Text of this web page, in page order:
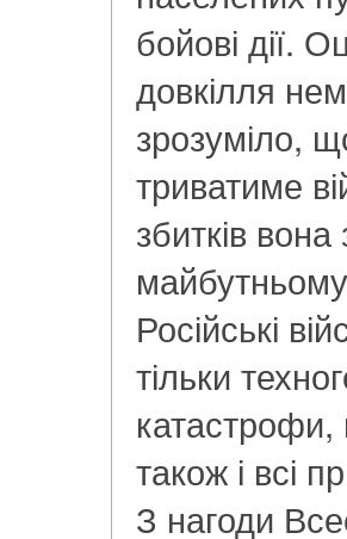
бойові дії.
довкілля
зрозуміло,
триватиме
збитків
Російські
тільки
також і всі
З нагоди